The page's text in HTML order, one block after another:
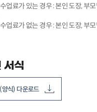
업료가 있는 경우 : 본인 도장, 부
업료가 없는 경우 : 본인 도장, 부
서식
식) 다운로드